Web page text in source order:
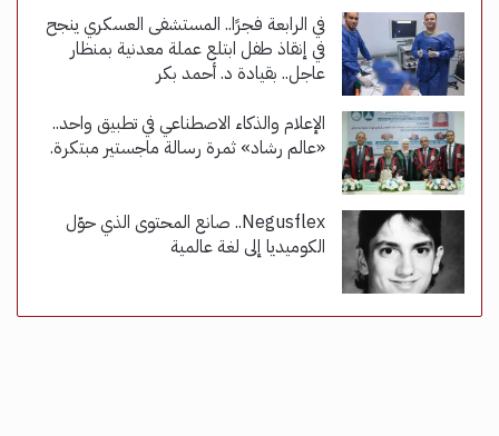
في الرابعة فجرًا.. المستشفى العسكري ينجح
في إنقاذ طفل ابتلع عملة معدنية بمنظار
عاجل.. بقيادة د. أحمد بكر
الإعلام والذكاء الاصطناعي في تطبيق واحد..
«عالم رشاد» ثمرة رسالة ماجستير مبتكرة.
Negusflex.. صانع المحتوى الذي حوّل
الكوميديا إلى لغة عالمية